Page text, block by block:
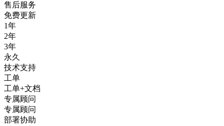
售后服务
免费更新
1年
2年
3年
永久
技术支持
工单
工单+文档
专属顾问
专属顾问
部署协助